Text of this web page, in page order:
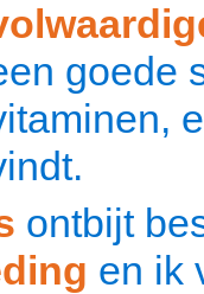
goede
ontbijt
en ik